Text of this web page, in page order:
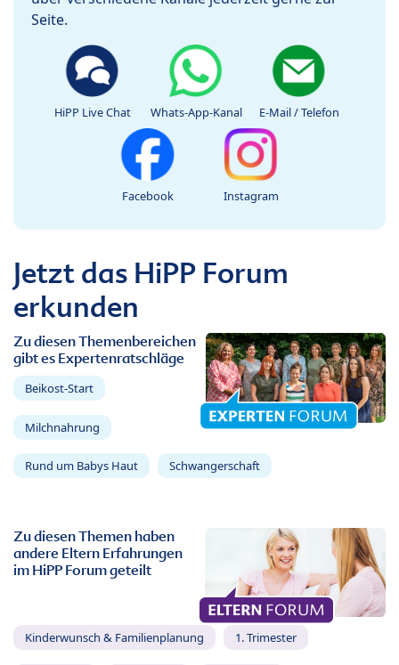
Seite.
HiPP Live Chat Whats-App-Kanal E-Mail / Telefon
Facebook Instagram
Jetzt das HiPP Forum
erkunden
Zu diesen Themenbereichen
gibt es Expertenratschläge
Beikost-Start
Milchnahrung
Rund um Babys Haut Schwangerschaft
Zu diesen Themen haben
andere Eltern Erfahrungen
im HiPP Forum geteilt
Kinderwunsch & Familienplanung 1. Trimester